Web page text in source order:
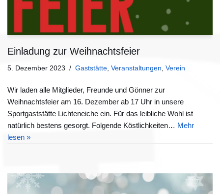
Einladung zur Weihnachtsfeier
5. Dezember 2023 Gaststätte Veranstaltungen Verein
Wir laden alle Mitglieder, Freunde und Gönner zur
Weihnachtsfeier am 16. Dezember ab 17 Uhr in unsere
Sportgaststätte Lichteneiche ein. Für das leibliche Wohl ist
natürlich bestens gesorgt. Folgende Köstlichkeiten… Mehr
lesen »